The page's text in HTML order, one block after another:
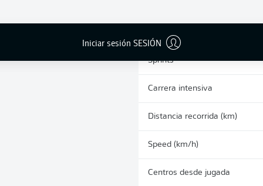
Iniciar sesión SESIÓN
Sprints
Carrera intensiva
Distancia recorrida (km)
Speed (km/h)
Centros desde jugada